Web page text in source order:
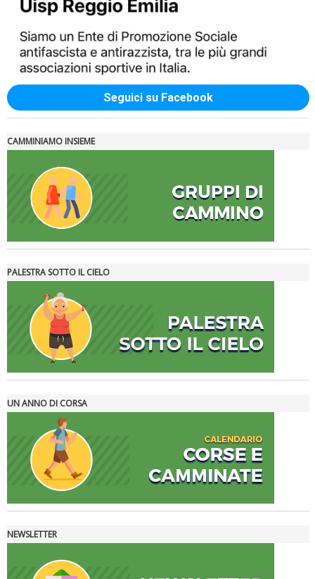
Ddl Lobby, Uisp: “Il Parlamento valorizzi le nostre specificità"
La formazione Uisp rallenta ma prosegue anche in estate
Seguici su Facebook
CAMMINIAMO INSIEME
PALESTRA SOTTO IL CIELO
UN ANNO DI CORSA
NEWSLETTER